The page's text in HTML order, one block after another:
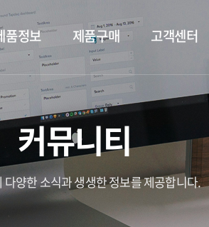
품정보 제품구매 고객센터
커뮤니티
다양한 소식과 생생한 정보를 제공합니다.